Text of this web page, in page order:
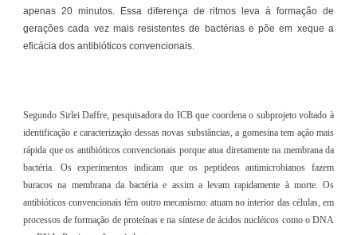
apenas 20 minutos. Essa diferença de ritmos leva à formação de
gerações cada vez mais resistentes de bactérias e põe em xeque a
eficácia dos antibióticos convencionais.
Segundo Sirlei Daffre, pesquisadora do ICB que coordena o subprojeto voltado à
identificação e caracterização dessas novas substâncias, a gomesina tem ação mais
rápida que os antibióticos convencionais porque atua diretamente na membrana da
bactéria. Os experimentos indicam que os peptídeos antimicrobianos fazem
buracos na membrana da bactéria e assim a levam rapidamente à morte. Os
antibióticos convencionais têm outro mecanismo: atuam no interior das células, em
processos de formação de proteínas e na síntese de ácidos nucléicos como o DNA